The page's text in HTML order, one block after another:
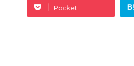
Pocket